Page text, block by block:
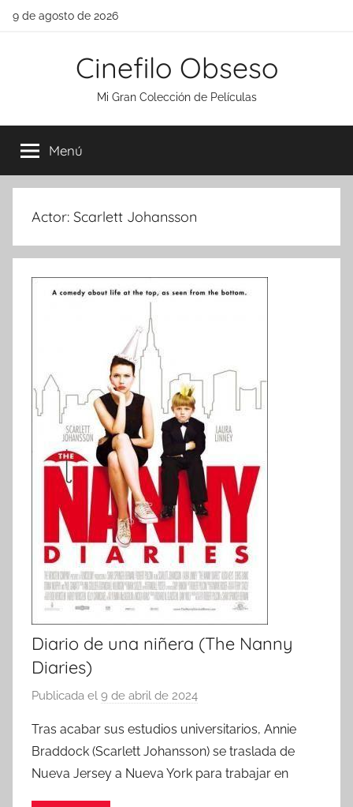
Saltar
9 de agosto de 2026
Cinefilo Obseso
Mi Gran Colección de Películas
Menú
Actor: Scarlett Johansson
Diario de una niñera (The Nanny
Diaries)
Publicada el 9 de abril de 2024
r
Tras acabar sus estudios universitarios, Annie
Braddock (Scarlett Johansson) se traslada de
Nueva Jersey a Nueva York para trabajar en